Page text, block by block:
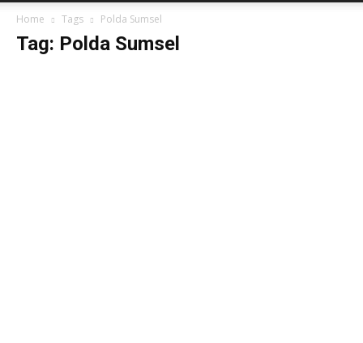
Home Tags Polda Sumsel
Tag: Polda Sumsel